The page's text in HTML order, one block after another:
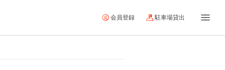
会員登録 駐車場貸出